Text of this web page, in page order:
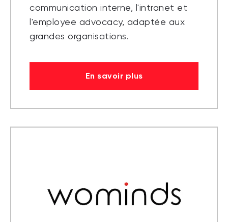
communication interne, l'intranet et
l'employee advocacy, adaptée aux
grandes organisations.
En savoir plus